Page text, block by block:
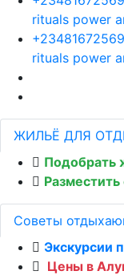
rituals power
rituals power
ЖИЛЬЁ ДЛЯ
Подобрать
Советы
Экскурсии
Цены в